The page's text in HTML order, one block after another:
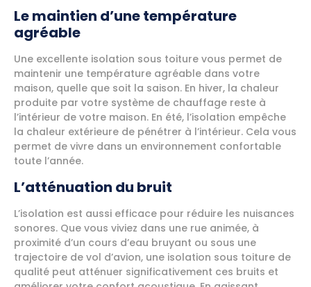
Le maintien d’une température
agréable
Une excellente isolation sous toiture vous permet de
maintenir une température agréable dans votre
maison, quelle que soit la saison. En hiver, la chaleur
produite par votre système de chauffage reste à
l’intérieur de votre maison. En été, l’isolation empêche
la chaleur extérieure de pénétrer à l’intérieur. Cela vous
permet de vivre dans un environnement confortable
toute l’année.
L’atténuation du bruit
L’isolation est aussi efficace pour réduire les nuisances
sonores. Que vous viviez dans une rue animée, à
proximité d’un cours d’eau bruyant ou sous une
trajectoire de vol d’avion, une isolation sous toiture de
qualité peut atténuer significativement ces bruits et